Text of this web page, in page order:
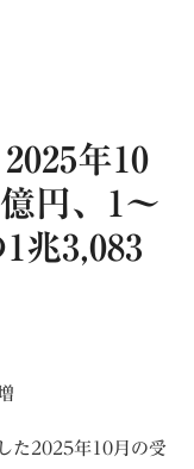
年10
円、1〜
兆3,083
た2025年10月の受